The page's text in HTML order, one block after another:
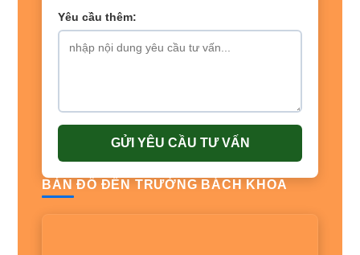
Yêu cầu thêm:
GỬI YÊU CẦU TƯ VẤN
BẢN ĐỒ ĐẾN TRƯỜNG BÁCH KHOA